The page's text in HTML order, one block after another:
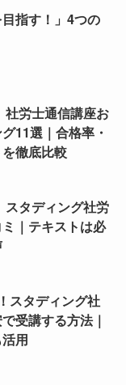
目指す！」4つの
社労士通信講座お
11選｜合格率・
徹底比較
スタディング社労
｜テキストは必
スタディング社
受講する方法｜
用